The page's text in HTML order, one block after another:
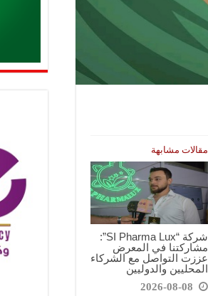
مقالات مشابهة
شركة “SI Pharma Lux”:
مشاركتنا في المعرض
عززت التواصل مع الشركاء
المحليين والدوليين
2026-08-08